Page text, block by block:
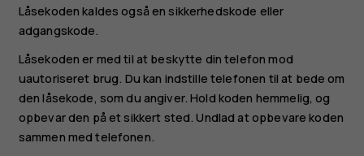
Låsekoden kaldes også en sikkerhedskode eller
adgangskode.
Låsekoden er med til at beskytte din telefon mod
uautoriseret brug. Du kan indstille telefonen til at bede om
den låsekode, som du angiver. Hold koden hemmelig, og
opbevar den på et sikkert sted. Undlad at opbevare koden
sammen med telefonen.